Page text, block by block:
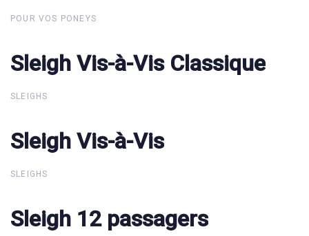
POUR VOS PONEYS
Sleigh Vis-à-Vis Classique
Sleigh Vis-à-Vis Classique
SLEIGHS
Sleigh Vis-à-Vis
Sleigh Vis-à-Vis
SLEIGHS
Sleigh 12 passagers
Sleigh 12 passagers